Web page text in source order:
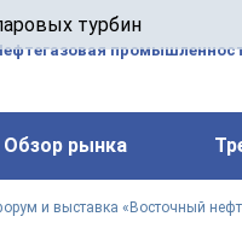
турбин
и паровых турбин,
и компрессоров,
Обзор рынка
и выставка «Восточный